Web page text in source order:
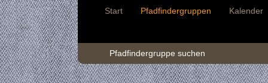
Start Pfadfindergruppen Kalender
Pfadfindergruppe suchen